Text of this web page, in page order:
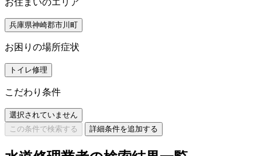
兵庫県神崎郡市川町
お困りの場所症状
トイレ修理
こだわり条件
選択されていません
この条件で検索する
詳細条件を追加する